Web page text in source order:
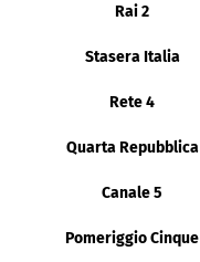
Rai 2
Stasera Italia
Rete 4
Quarta Repubblica
Canale 5
Pomeriggio Cinque